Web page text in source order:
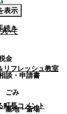
続き
続き
金
談・申請書
ごみ
墓地・斎場
いて
フレッシュ教室
町長コメント
表示